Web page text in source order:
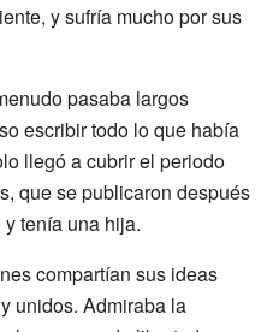
y sufría mucho por sus
pasaba largos
escribir todo lo que había
llegó a cubrir el periodo
que se publicaron después
tenía una hija.
compartían sus ideas
unidos. Admiraba la